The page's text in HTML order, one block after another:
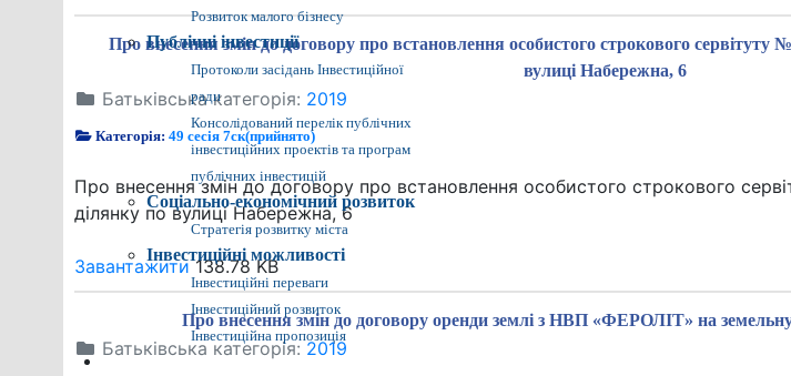
Розвиток малого бізнесу
Публічні інвестиції
Протоколи засідань Інвестиційної
ради
Консолідований перелік публічних
інвестиційних проектів та програм
публічних інвестицій
Соціально-економічний розвиток
Стратегія розвитку міста
Інвестиційні можливості
Інвестиційні переваги
Інвестиційний розвиток
Інвестиційна пропозиція
Про внесення змін до договору про встановлення особистого строкового сервітуту
вулиці Набережна, 6
Батьківська категорія: 2019
Категорія:49 сесія 7ск(прийнято)
Про внесення змін до договору про встановлення особистого строкового
ділянку по вулиці Набережна, 6
Завантажити138.78 KB
Про внесення змін до договору оренди землі з НВП «ФЕРОЛІТ» на
Батьківська категорія: 2019